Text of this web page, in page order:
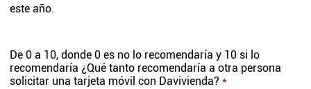
este año.
De 0 a 10, donde 0 es no lo recomendaría y 10 si lo
recomendaría ¿Qué tanto recomendaría a otra persona
solicitar una tarjeta móvil con Davivienda? *